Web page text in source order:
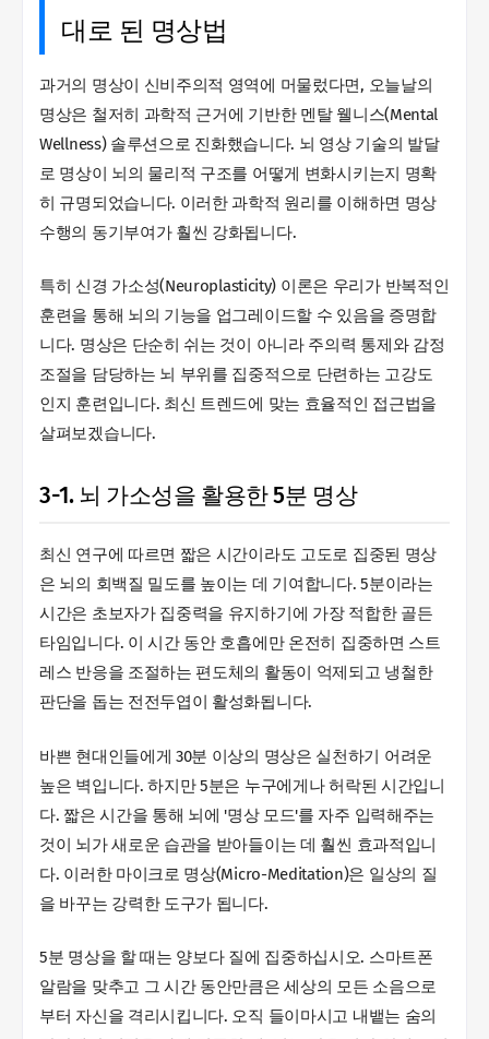
대로 된 명상법
과거의 명상이 신비주의적 영역에 머물렀다면, 오늘날의
명상은 철저히 과학적 근거에 기반한 멘탈 웰니스(Mental
Wellness) 솔루션으로 진화했습니다. 뇌 영상 기술의 발달
로 명상이 뇌의 물리적 구조를 어떻게 변화시키는지 명확
히 규명되었습니다. 이러한 과학적 원리를 이해하면 명상
수행의 동기부여가 훨씬 강화됩니다.
특히 신경 가소성(Neuroplasticity) 이론은 우리가 반복적인
훈련을 통해 뇌의 기능을 업그레이드할 수 있음을 증명합
니다. 명상은 단순히 쉬는 것이 아니라 주의력 통제와 감정
조절을 담당하는 뇌 부위를 집중적으로 단련하는 고강도
인지 훈련입니다. 최신 트렌드에 맞는 효율적인 접근법을
살펴보겠습니다.
3-1. 뇌 가소성을 활용한 5분 명상
최신 연구에 따르면 짧은 시간이라도 고도로 집중된 명상
은 뇌의 회백질 밀도를 높이는 데 기여합니다. 5분이라는
시간은 초보자가 집중력을 유지하기에 가장 적합한 골든
타임입니다. 이 시간 동안 호흡에만 온전히 집중하면 스트
레스 반응을 조절하는 편도체의 활동이 억제되고 냉철한
판단을 돕는 전전두엽이 활성화됩니다.
바쁜 현대인들에게 30분 이상의 명상은 실천하기 어려운
높은 벽입니다. 하지만 5분은 누구에게나 허락된 시간입니
다. 짧은 시간을 통해 뇌에 '명상 모드'를 자주 입력해주는
것이 뇌가 새로운 습관을 받아들이는 데 훨씬 효과적입니
다. 이러한 마이크로 명상(Micro-Meditation)은 일상의 질
을 바꾸는 강력한 도구가 됩니다.
5분 명상을 할 때는 양보다 질에 집중하십시오. 스마트폰
알람을 맞추고 그 시간 동안만큼은 세상의 모든 소음으로
부터 자신을 격리시킵니다. 오직 들이마시고 내뱉는 숨의